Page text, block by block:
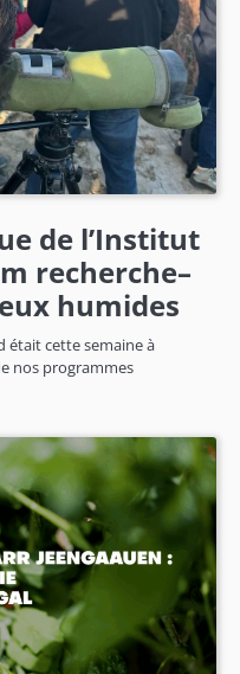
de l’Institut
recherche–
humides
était cette semaine à
nos programmes